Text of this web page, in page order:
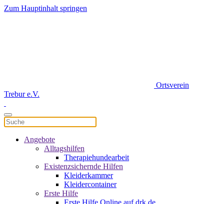
Zum Hauptinhalt springen
Ortsverein
Trebur e.V.
Angebote
Alltagshilfen
Therapiehundearbeit
Existenzsichernde Hilfen
Kleiderkammer
Kleidercontainer
Erste Hilfe
Erste Hilfe Online auf drk.de